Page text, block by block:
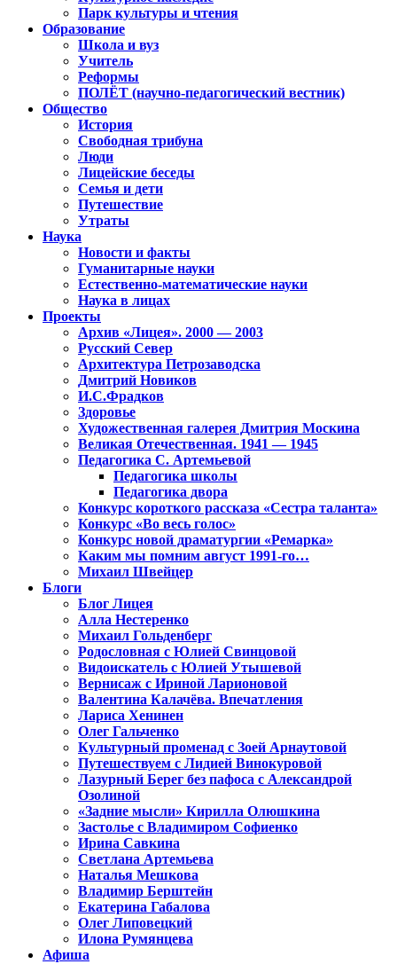
Парк культуры и чтения
Образование
Школа и вуз
Учитель
Реформы
ПОЛЁТ (научно-педагогический вестник)
Общество
История
Свободная трибуна
Люди
Лицейские беседы
Семья и дети
Путешествие
Утраты
Наука
Новости и факты
Гуманитарные науки
Естественно-математические науки
Наука в лицах
Проекты
Архив «Лицея». 2000 — 2003
Русский Север
Архитектура Петрозаводска
Дмитрий Новиков
И.С.Фрадков
Здоровье
Художественная галерея Дмитрия Москина
Великая Отечественная. 1941 — 1945
Педагогика С. Артемьевой
Педагогика школы
Педагогика двора
Конкурс короткого рассказа «Сестра таланта»
Конкурс «Во весь голос»
Конкурс новой драматургии «Ремарка»
Каким мы помним август 1991-го…
Михаил Швейцер
Блоги
Блог Лицея
Алла Нестеренко
Михаил Гольденберг
Родословная с Юлией Свинцовой
Видоискатель с Юлией Утышевой
Вернисаж с Ириной Ларионовой
Валентина Калачёва. Впечатления
Лариса Хенинен
Олег Гальченко
Культурный променад с Зоей Арнаутовой
Путешествуем с Лидией Винокуровой
Лазурный Берег без пафоса с Александрой
Озолиной
«Задние мысли» Кирилла Олюшкина
Застолье с Владимиром Софиенко
Ирина Савкина
Светлана Артемьева
Наталья Мешкова
Владимир Берштейн
Екатерина Габалова
Олег Липовецкий
Илона Румянцева
Афиша